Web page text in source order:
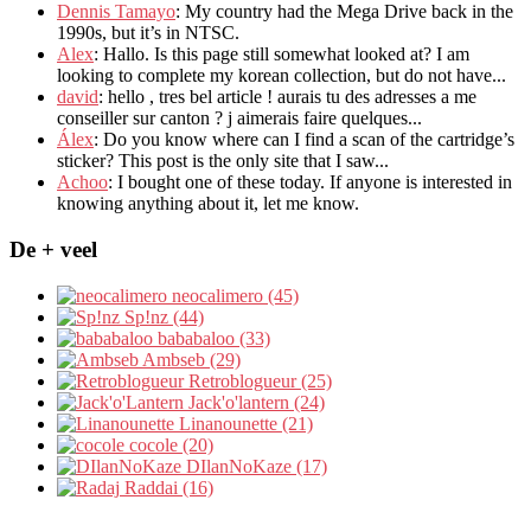
Dennis Tamayo: My country had the Mega Drive back in the
1990s, but it’s in NTSC.
Alex: Hallo. Is this page still somewhat looked at? I am
looking to complete my korean collection, but do not have...
david: hello , tres bel article ! aurais tu des adresses a me
conseiller sur canton ? j aimerais faire quelques...
Álex: Do you know where can I find a scan of the cartridge’s
sticker? This post is the only site that I saw...
Achoo: I bought one of these today. If anyone is interested in
knowing anything about it, let me know.
De + veel
neocalimero (45)
Sp!nz (44)
bababaloo (33)
Ambseb (29)
Retroblogueur (25)
Jack'o'lantern (24)
Linanounette (21)
cocole (20)
DIlanNoKaze (17)
Raddai (16)